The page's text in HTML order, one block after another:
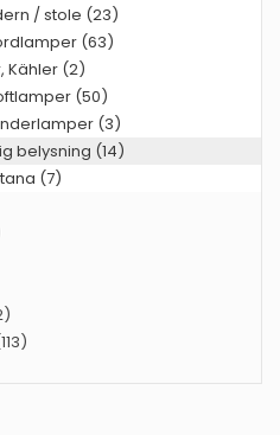
/ stole (23)
(63)
Kähler (2)
(50)
(3)
belysning (14)
(7)